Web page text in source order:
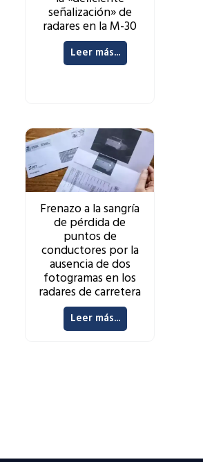
señalización» de
radares en la M-30
Leer más...
Frenazo a la sangría
de pérdida de
puntos de
conductores por la
ausencia de dos
fotogramas en los
radares de carretera
Leer más...